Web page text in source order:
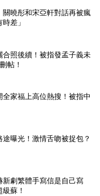
關曉彤和宋亞軒對話再被瘋
差」
合照後續！被指發孟子義未
帖！
家福上高位熱搜！被指中
曝光！激情舌吻被捉包？
劇繁體手寫信是自己寫
蘇！